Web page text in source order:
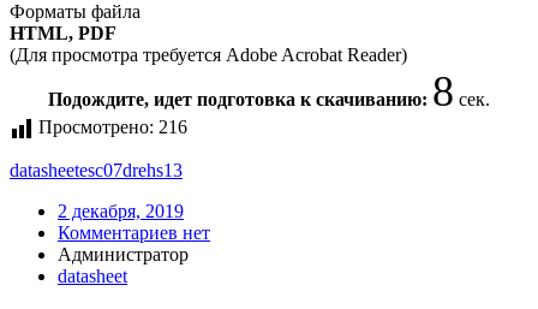
Форматы файла
HTML, PDF
(Для просмотра требуется Adobe Acrobat Reader)
Подождите, идет подготовка к скачиванию: 8 сек.
Просмотрено: 216
datasheetesc07drehs13
2 декабря, 2019
Комментариев нет
Администратор
datasheet